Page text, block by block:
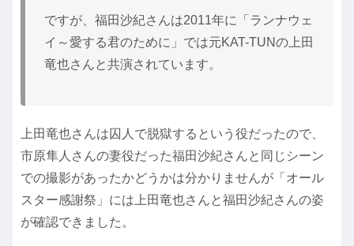
ですが、福田沙紀さんは2011年に「ランナウェ
イ～愛する君のために」では元KAT-TUNの上田
竜也さんと共演されています。
上田竜也さんは囚人で脱獄するという役だったので、
市原隼人さんの妻役だった福田沙紀さんと同じシーン
での撮影があったかどうかは分かりませんが「オール
スター感謝祭」には上田竜也さんと福田沙紀さんの姿
が確認できました。